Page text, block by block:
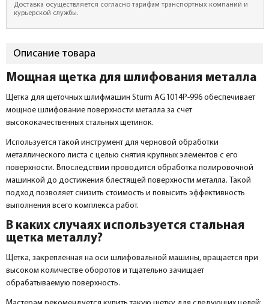
Доставка осуществляется согласно тарифам транспортных компаний и
курьерской службы.
Описание товара
Мощная щетка для шлифования металла
Щетка для щеточных шлифмашин Sturm AG1014P-996 обеспечивает
мощное шлифование поверхности металла за счет
высококачественных стальных щетинок.
Используется такой инструмент для черновой обработки
металлического листа с целью снятия крупных элементов с его
поверхности. Впоследствии проводится обработка полировочной
машинкой до достижения блестящей поверхности металла. Такой
подход позволяет снизить стоимость и повысить эффективность
выполнения всего комплекса работ.
В каких случаях используется стальная
щетка металлу?
Щетка, закрепленная на оси шлифовальной машины, вращается при
высоком количестве оборотов и тщательно зачищает
обрабатываемую поверхность.